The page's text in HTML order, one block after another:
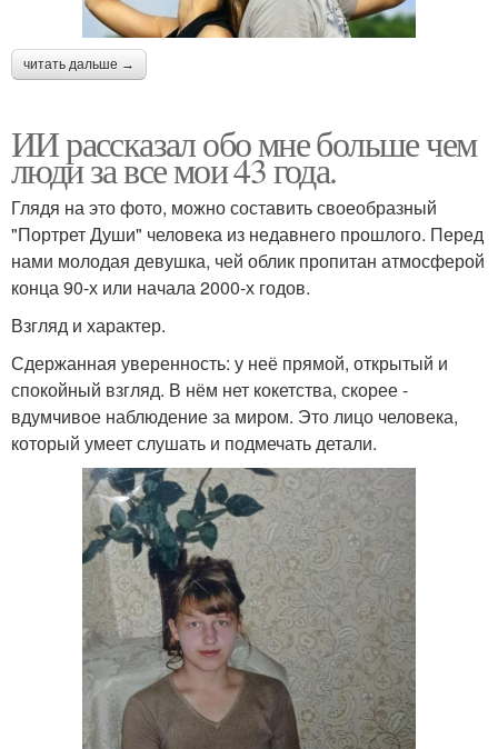
читать дальше →
ИИ рассказал обо мне больше чем
люди за все мои 43 года.
Глядя на это фото, можно составить своеобразный
"Портрет Души" человека из недавнего прошлого. Перед
нами молодая девушка, чей облик пропитан атмосферой
конца 90-х или начала 2000-х годов.
Взгляд и характер.
Сдержанная уверенность: у неё прямой, открытый и
спокойный взгляд. В нём нет кокетства, скорее -
вдумчивое наблюдение за миром. Это лицо человека,
который умеет слушать и подмечать детали.